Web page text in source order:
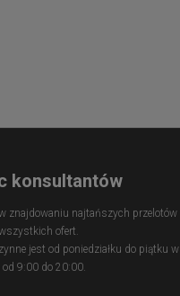
konsultantów
znajdowaniu najtańszych przelotów
ofert.
jest od poniedziałku do piątku w
9:00 do 20:00.